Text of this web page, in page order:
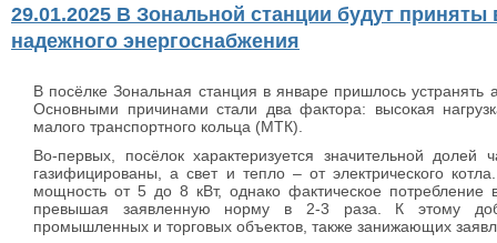
29.01.2025 В Зональной станции будут
надежного энергоснабжения
В посёлке Зональная станция в январе пришлось устранять
Основными причинами стали два фактора: высокая
малого транспортного кольца (МТК).
Во-первых, посёлок характеризуется значительной долей
газифицированы, а свет и тепло – от электрического
мощность от 5 до 8 кВт, однако фактическое потребление
превышая заявленную норму в 2-3 раза. К этому
промышленных и торговых объектов, также занижающих